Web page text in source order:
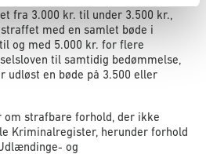
fra 3.000 kr. til under 3.500 kr.,
med en samlet bøde i
og med 5.000 kr. for flere
til samtidig bedømmelse,
udløst en bøde på 3.500 eller
om strafbare forhold, der ikke
Kriminalregister, herunder forhold
og